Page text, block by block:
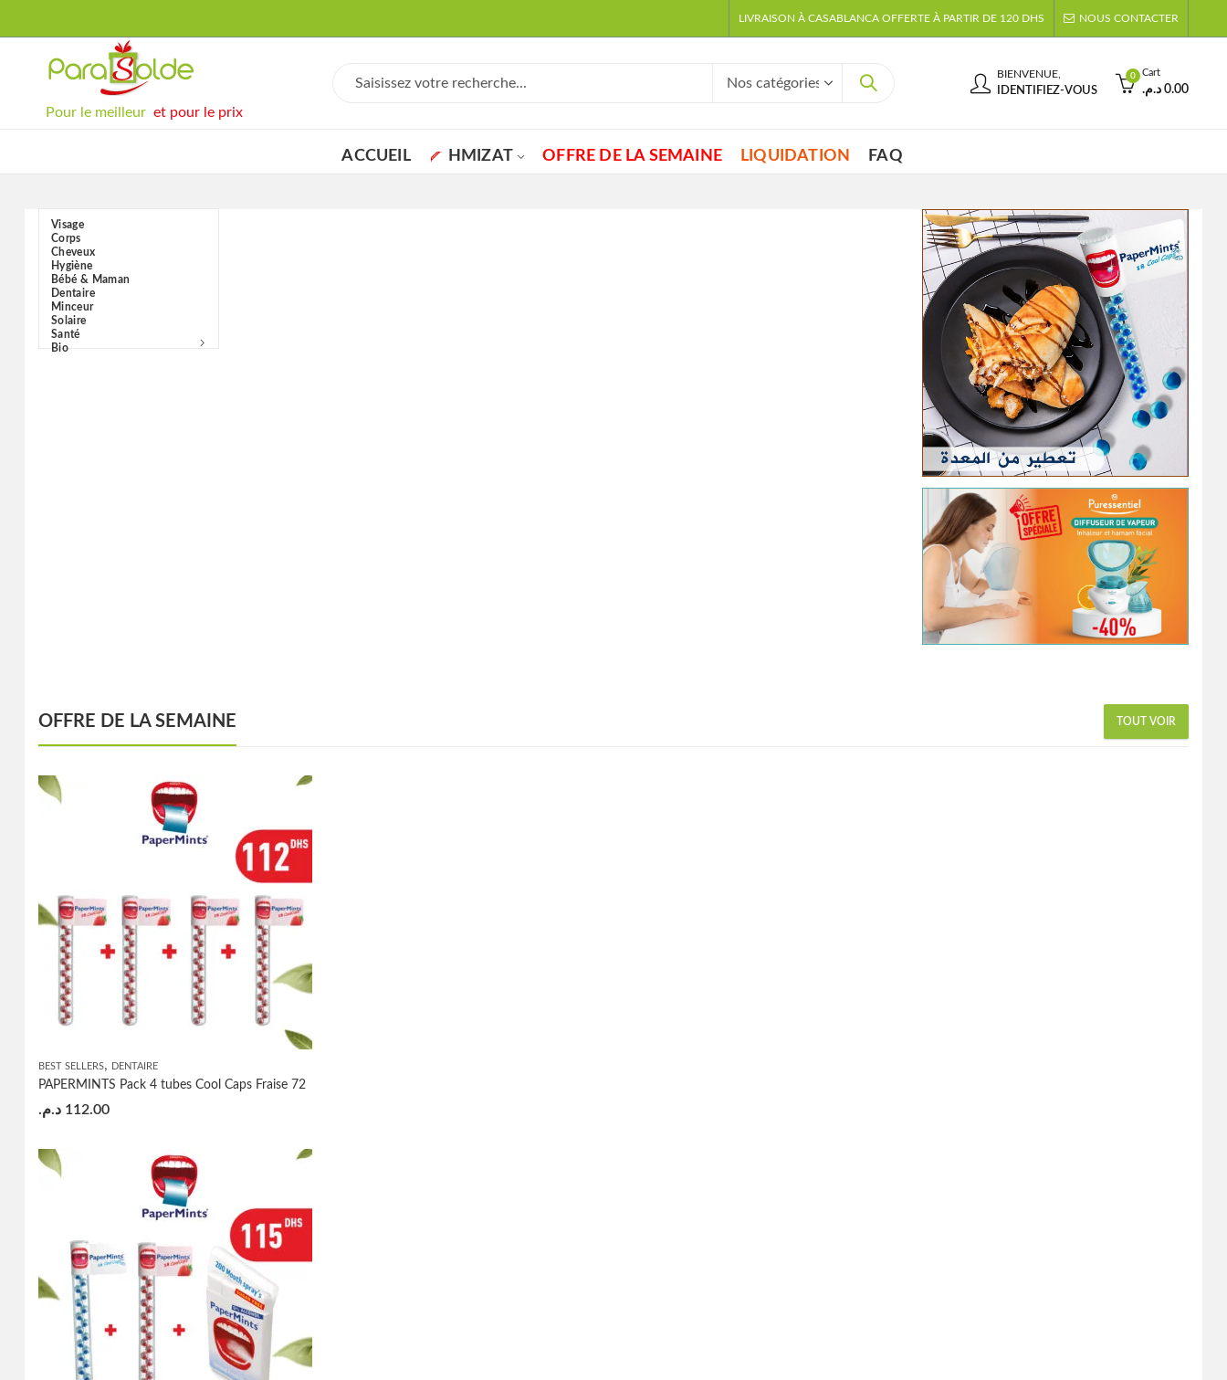
LIVRAISON À CASABLANCA OFFERTE À PARTIR DE 120 DHS NOUS CONTACTER
Pour le meilleur et pour le prix
BIENVENUE,
IDENTIFIEZ-VOUS
0 Cart
0.00 د.م.
ACCUEIL HMIZAT OFFRE DE LA SEMAINE LIQUIDATION FAQ
Visage
Corps
Cheveux
Hygiène
Bébé & Maman
Dentaire
Minceur
Solaire
Santé
Bio
OFFRE DE LA SEMAINE TOUT VOIR
BEST SELLERS, DENTAIRE
PAPERMINTS Pack 4 tubes Cool Caps Fraise 72
112.00 د.م.